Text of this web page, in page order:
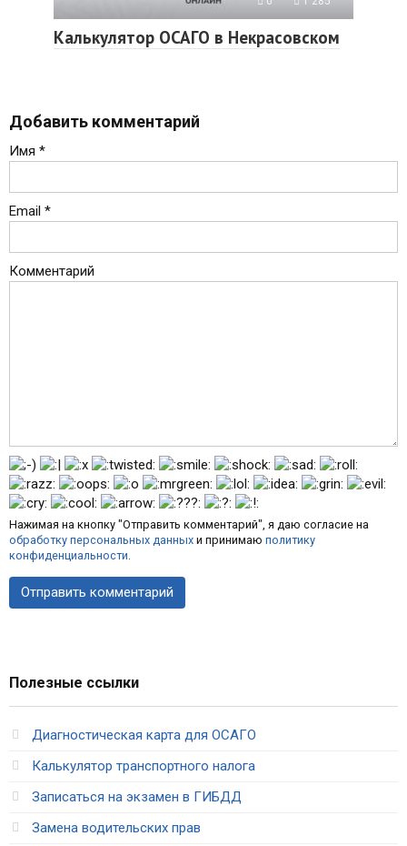
Калькулятор ОСАГО в Некрасовском
Добавить комментарий
Имя *
Email *
Комментарий
Нажимая на кнопку "Отправить комментарий", я даю согласие на
обработку персональных данных и принимаю политику
конфиденциальности.
Полезные ссылки
Диагностическая карта для ОСАГО
Калькулятор транспортного налога
Записаться на экзамен в ГИБДД
Замена водительских прав